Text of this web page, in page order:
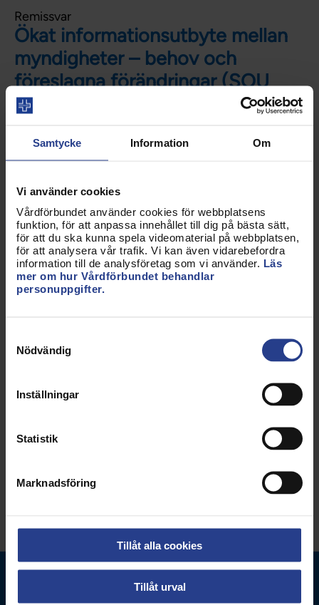
Samtycke Information Om
Vi använder cookies
Vårdförbundet använder cookies för webbplatsens
funktion, för att anpassa innehållet till dig på bästa sätt,
för att du ska kunna spela videomaterial på webbplatsen,
för att analysera vår trafik. Vi kan även vidarebefordra
information till de analysföretag som vi använder. Läs
mer om hur Vårdförbundet behandlar
personuppgifter.
Nödvändig
Inställningar
Statistik
Marknadsföring
Tillåt alla cookies
Tillåt urval
Remissvar
Ökat informationsutbyte mellan
myndigheter – behov och
föreslagna förändringar (SOU
2024: 63)
Vårdförbundet begränsar sitt svar till de delar av
delbetänkandet som avser hälso- och sjukvård.
generella sekretessbrytande bestämmelsen inte
ska gälla inom hälso- och sjuk-vården.
Remissvar
Ett starkare skydd för
och trakasserier (SOU 2024:1)
Vårdförbundet tillstyrker i huvudsak utredningens
förslag. Förbundet anser att utredningen borde ha
även ska omfatta utövare av samhällsnyttiga